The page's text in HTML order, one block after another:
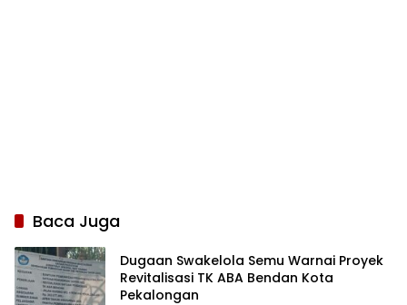
Baca Juga
Dugaan Swakelola Semu Warnai Proyek
Revitalisasi TK ABA Bendan Kota
Pekalongan